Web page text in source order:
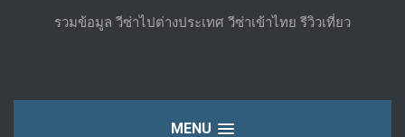
รวมข้อมูล วีซ่าไปต่างประเทศ วีซ่าเข้าไทย รีวิวเที่ยว
MENU